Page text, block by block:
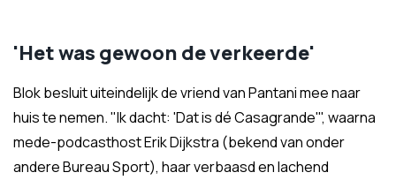
'Het was gewoon de verkeerde'
Blok besluit uiteindelijk de vriend van Pantani mee naar
huis te nemen. "Ik dacht: 'Dat is dé Casagrande'", waarna
mede-podcasthost Erik Dijkstra (bekend van onder
andere Bureau Sport), haar verbaasd en lachend